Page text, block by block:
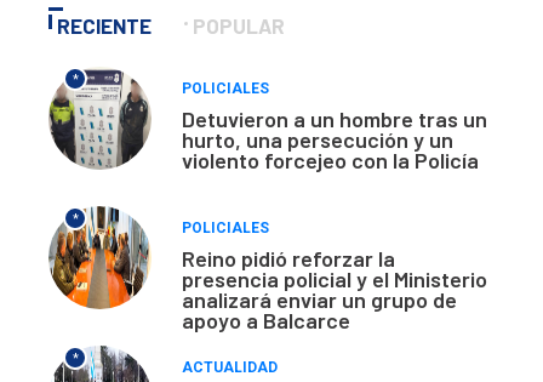
RECIENTE POPULAR
*
POLICIALES
Detuvieron a un hombre tras un
hurto, una persecución y un
violento forcejeo con la Policía
*
POLICIALES
Reino pidió reforzar la
presencia policial y el Ministerio
analizará enviar un grupo de
apoyo a Balcarce
*
ACTUALIDAD